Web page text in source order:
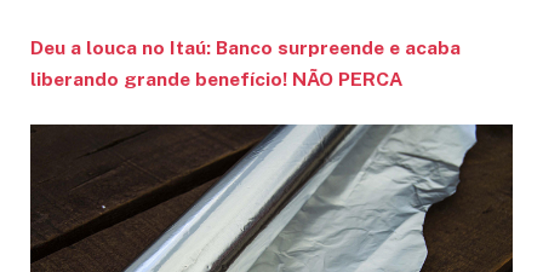
Deu a louca no Itaú: Banco surpreende e acaba
liberando grande benefício! NÃO PERCA